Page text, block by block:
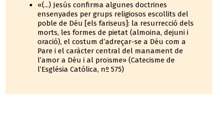
«(...) Jesús confirma algunes doctrines
ensenyades per grups religiosos escollits del
poble de Déu [els fariseus]: la resurrecció dels
morts, les formes de pietat (almoina, dejuni i
oració), el costum d’adreçar-se a Déu com a
Pare i el caràcter central del manament de
l’amor a Déu i al proïsme» (Catecisme de
l’Església Catòlica, nº 575)